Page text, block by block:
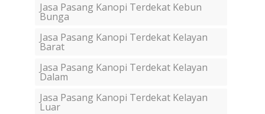
Jasa Pasang Kanopi Terdekat Kebun
Bunga
Jasa Pasang Kanopi Terdekat Kelayan
Barat
Jasa Pasang Kanopi Terdekat Kelayan
Dalam
Jasa Pasang Kanopi Terdekat Kelayan
Luar